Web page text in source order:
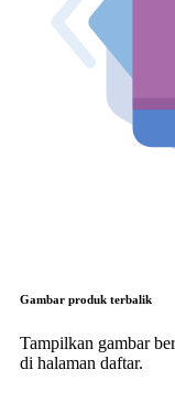
Gambar produk terbalik
Tampilkan gambar
di halaman daftar.